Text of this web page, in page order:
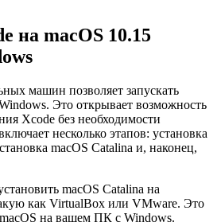
на macOS 10.15
машин позволяет запускать
Это открывает возможность
Xcode без необходимости
несколько этапов: установка
macOS Catalina и, наконец,
macOS Catalina на
как VirtualBox или VMware. Это
на вашем ПК с Windows.